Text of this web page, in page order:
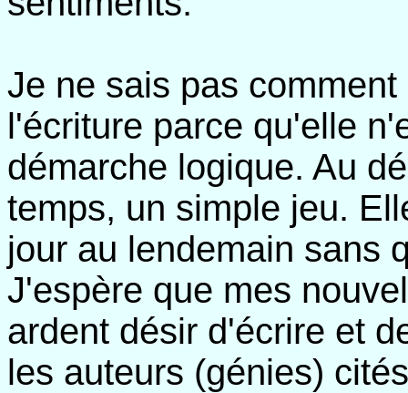
Je ne sais pas
l'écriture parce qu'elle
démarche logique. Au
temps, un simple jeu.
jour au lendemain sans
J'espère que mes
ardent désir d'écrire et
les auteurs (génies)